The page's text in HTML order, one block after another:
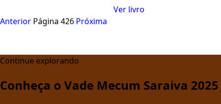
Ver livro
Anterior Página 426 Próxima
Continue explorando
Conheça o Vade Mecum Saraiva 2025